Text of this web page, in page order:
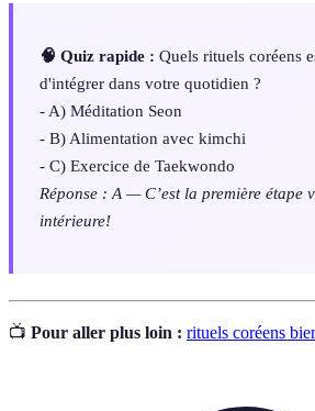
🧠 Quiz rapide : Quels rituels coréens
d'intégrer dans votre quotidien ?
- A) Méditation Seon
- B) Alimentation avec kimchi
- C) Exercice de Taekwondo
Réponse : A — C’est la première étape
intérieure!
📺 Pour aller plus loin : rituels coréens